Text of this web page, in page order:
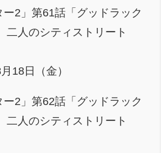
ー2」第61話「グッドラック
人のシティストリート
18日（金）
ー2」第62話「グッドラック
人のシティストリート